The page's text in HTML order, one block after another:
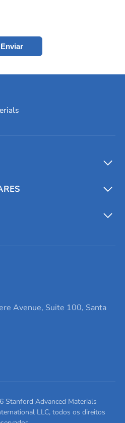
Enviar
Avenue, Suite 100, Santa
Stanford Advanced Materials
LLC, todos os direitos